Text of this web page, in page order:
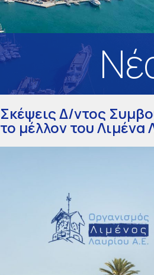
Σκέψεις Δ/ντος
το μέλλον του Λιμένα